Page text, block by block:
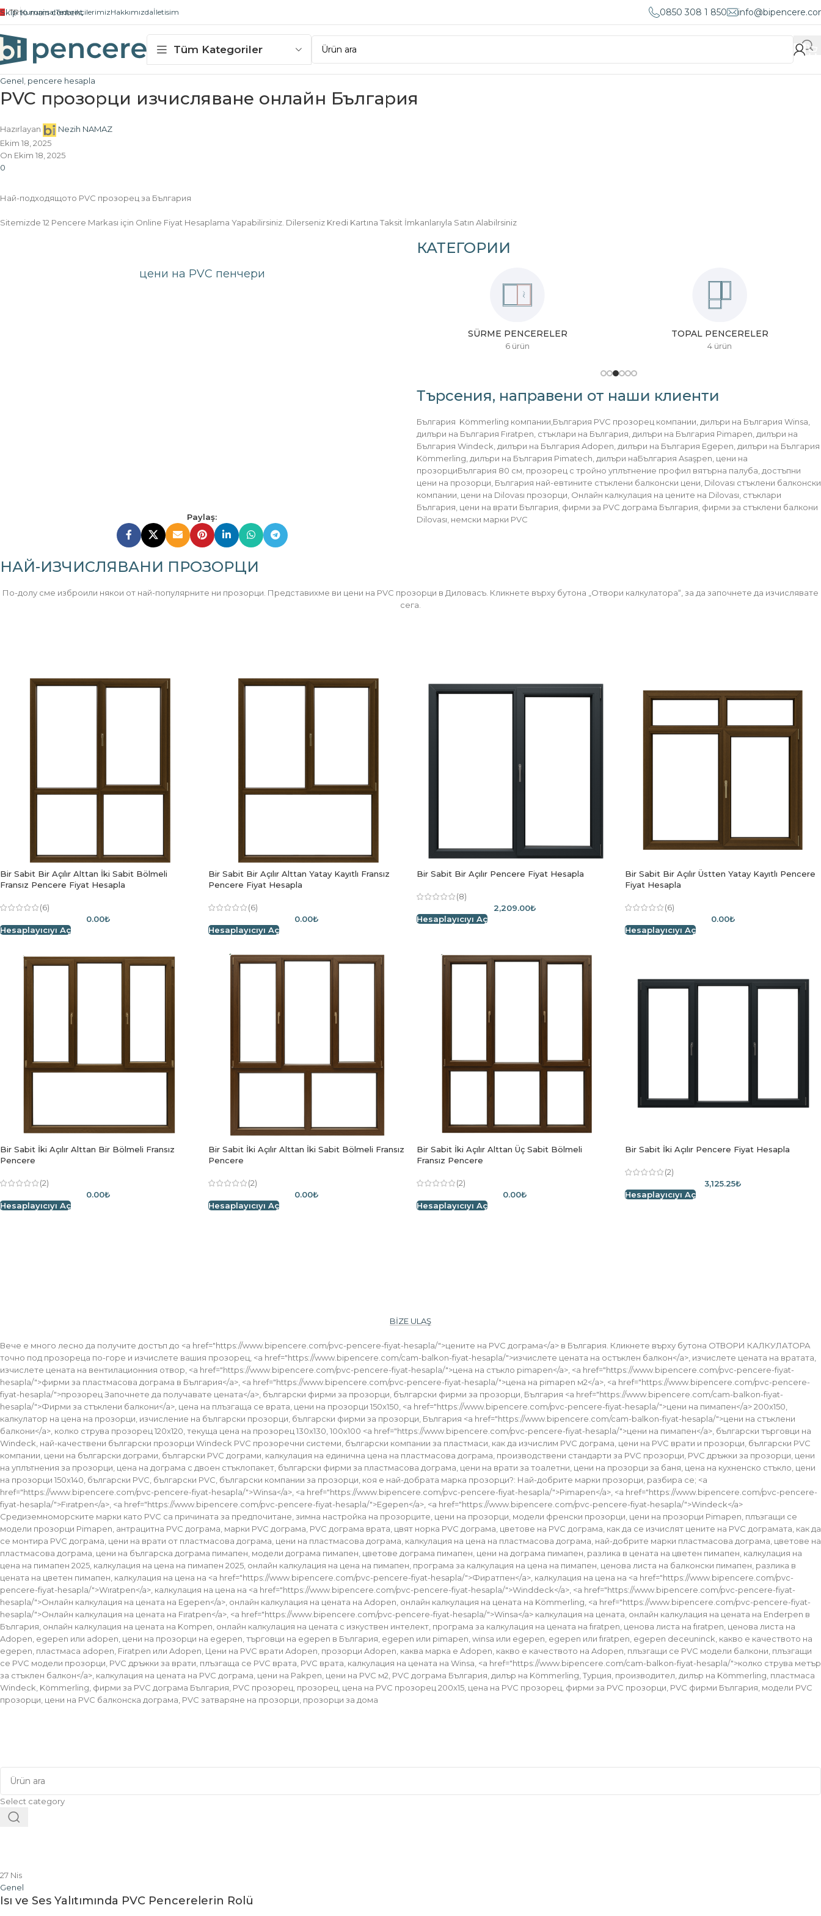
Skip to main content
TR KurumsalTedarikçilerimizHakkımızdaİletisim 0850 308 1 850
Tüm Kategoriler
Genel pencere hesapla
PVC прозорци изчисляване онлайн България
Hazırlayan
Nezih NAMAZ
Ekim 18, 2025
On Ekim 18, 2025
0
Най-подходящото PVC прозорец за България
Sitemizde 12 Pencere Markası için Online Fiyat Hesaplama Yapabilirsiniz. Dilerseniz Kredi Kartına Taksit İmkanlarıyla Satın Alabilrsiniz
цени на PVC пенчери
Paylaş:
КАТЕГОРИИ
SÜRME PENCERELER
6 ürün
TOPAL PENCERELER
4 ürün
Търсения, направени от наши клиенти
България Kömmerling компании,България PVC прозорец компании, дилъри на България Winsa,
дилъри на България Fıratpen, стъклари на България, дилъри на България Pimapen, дилъри на
България Windeck, дилъри на България Adopen, дилъри на България Egepen, дилъри на България
Kömmerling, дилъри на България Pimatech, дилъри наБългария Asaşpen, цени на
прозорциБългария 80 см, прозорец с тройно уплътнение профил вятърна палуба, достъпни
цени на прозорци, България най-евтините стъклени балконски цени, Dilovası стъклени балконски
компании, цени на Dilovası прозорци, Онлайн калкулация на цените на Dilovası, стъклари
България, цени на врати България, фирми за PVC дограма България, фирми за стъклени балкони
Dilovası, немски марки PVC
НАЙ-ИЗЧИСЛЯВАНИ ПРОЗОРЦИ
По-долу сме изброили някои от най-популярните ни прозорци. Представихме ви цени на PVC прозорци в Диловасъ. Кликнете върху бутона „Отвори калкулатора“, за да започнете да изчислявате
сега.
Bir Sabit Bir Açılır Alttan İki Sabit Bölmeli
Fransız Pencere Fiyat Hesapla
(6)
0.00₺
Hesaplayıcıyı Aç
Bir Sabit Bir Açılır Alttan Yatay Kayıtlı Fransız
Pencere Fiyat Hesapla
(6)
0.00₺
Hesaplayıcıyı Aç
Bir Sabit Bir Açılır Pencere Fiyat Hesapla
(8)
2,209.00₺
Hesaplayıcıyı Aç
Bir Sabit Bir Açılır Üstten Yatay Kayıtlı Pencere
Fiyat Hesapla
(6)
0.00₺
Hesaplayıcıyı Aç
Bir Sabit İki Açılır Alttan Bir Bölmeli Fransız
Pencere
(2)
0.00₺
Hesaplayıcıyı Aç
Bir Sabit İki Açılır Alttan İki Sabit Bölmeli Fransız
Pencere
(2)
0.00₺
Hesaplayıcıyı Aç
Bir Sabit İki Açılır Alttan Üç Sabit Bölmeli
Fransız Pencere
(2)
0.00₺
Hesaplayıcıyı Aç
Bir Sabit İki Açılır Pencere Fiyat Hesapla
(2)
3,125.25₺
Hesaplayıcıyı Aç
BİZE ULAŞ
Вече е много лесно да получите достъп до <a href="https://www.bipencere.com/pvc-pencere-fiyat-hesapla/">цените на PVC дограма</a> в България. Кликнете върху бутона ОТВОРИ КАЛКУЛАТОРА
точно под прозореца по-горе и изчислете вашия прозорец, <a href="https://www.bipencere.com/cam-balkon-fiyat-hesapla/">изчислете цената на остъклен балкон</a>, изчислете цената на вратата,
изчислете цената на вентилационния отвор, <a href="https://www.bipencere.com/pvc-pencere-fiyat-hesapla/">цена на стъкло pimapen</a>, <a href="https://www.bipencere.com/pvc-pencere-fiyat-
hesapla/">фирми за пластмасова дограма в България</a>, <a href="https://www.bipencere.com/pvc-pencere-fiyat-hesapla/">цена на pimapen м2</a>, <a href="https://www.bipencere.com/pvc-pencere-
fiyat-hesapla/">прозорец Започнете да получавате цената</a>, български фирми за прозорци, български фирми за прозорци, България <a href="https://www.bipencere.com/cam-balkon-fiyat-
hesapla/">Фирми за стъклени балкони</a>, цена на плъзгаща се врата, цени на прозорци 150x150, <a href="https://www.bipencere.com/pvc-pencere-fiyat-hesapla/">цени на пимапен</a> 200x150,
калкулатор на цена на прозорци, изчисление на български прозорци, български фирми за прозорци, България <a href="https://www.bipencere.com/cam-balkon-fiyat-hesapla/">цени на стъклени
балкони</a>, колко струва прозорец 120x120, текуща цена на прозорец 130x130, 100x100 <a href="https://www.bipencere.com/pvc-pencere-fiyat-hesapla/">цени на пимапен</a>, български търговци на
Windeck, най-качествени български прозорци Windeck PVC прозоречни системи, български компании за пластмаси, как да изчислим PVC дограма, цени на PVC врати и прозорци, български PVC
компании, цени на български дограми, български PVC дограми, калкулация на единична цена на пластмасова дограма, производствени стандарти за PVC прозорци, PVC дръжки за прозорци, цени
на уплътнения за прозорци, цена на дограма с двоен стъклопакет, български фирми за пластмасова дограма, цени на врати за тоалетни, цени на прозорци за баня, цена на кухненско стъкло, цени
на прозорци 150x140, български PVC, български PVC, български компании за прозорци, коя е най-добрата марка прозорци?: Най-добрите марки прозорци, разбира се; <a
href="https://www.bipencere.com/pvc-pencere-fiyat-hesapla/">Winsa</a>, <a href="https://www.bipencere.com/pvc-pencere-fiyat-hesapla/">Pimapen</a>, <a href="https://www.bipencere.com/pvc-pencere-
fiyat-hesapla/">Fıratpen</a>, <a href="https://www.bipencere.com/pvc-pencere-fiyat-hesapla/">Egepen</a>, <a href="https://www.bipencere.com/pvc-pencere-fiyat-hesapla/">Windeck</a>
Средиземноморските марки като PVC са причината за предпочитане, зимна настройка на прозорците, цени на прозорци, модели френски прозорци, цени на прозорци Pimapen, плъзгащи се
модели прозорци Pimapen, антрацитна PVC дограма, марки PVC дограма, PVC дограма врата, цвят норка PVC дограма, цветове на PVC дограма, как да се изчислят цените на PVC дограмата, как да
се монтира PVC дограма, цени на врати от пластмасова дограма, цени на пластмасова дограма, калкулация на цена на пластмасова дограма, най-добрите марки пластмасова дограма, цветове на
пластмасова дограма, цени на българска дограма пимапен, модели дограма пимапен, цветове дограма пимапен, цени на дограма пимапен, разлика в цената на цветен пимапен, калкулация на
цена на пимапен 2025, калкулация на цена на пимапен 2025, онлайн калкулация на цена на пимапен, програма за калкулация на цена на пимапен, ценова листа на балконски пимапен, разлика в
цената на цветен пимапен, калкулация на цена на <a href="https://www.bipencere.com/pvc-pencere-fiyat-hesapla/">Фиратпен</a>, калкулация на цена на <a href="https://www.bipencere.com/pvc-
pencere-fiyat-hesapla/">Wıratpen</a>, калкулация на цена на <a href="https://www.bipencere.com/pvc-pencere-fiyat-hesapla/">Winddeck</a>, <a href="https://www.bipencere.com/pvc-pencere-fiyat-
hesapla/">Онлайн калкулация на цената на Egepen</a>, онлайн калкулация на цената на Adopen, онлайн калкулация на цената на Kömmerling, <a href="https://www.bipencere.com/pvc-pencere-fiyat-
hesapla/">Онлайн калкулация на цената на Fıratpen</a>, <a href="https://www.bipencere.com/pvc-pencere-fiyat-hesapla/">Winsa</a> калкулация на цената, онлайн калкулация на цената на Enderpen в
България, онлайн калкулация на цената на Kompen, онлайн калкулация на цената с изкуствен интелект, програма за калкулация на цената на fıratpen, ценова листа на fıratpen, ценова листа на
Adopen, egepen или adopen, цени на прозорци на egepen, търговци на egepen в България, egepen или pimapen, winsa или egepen, egepen или fıratpen, egepen deceuninck, какво е качеството на
egepen, пластмаса adopen, Firatpen или Adopen, Цени на PVC врати Adopen, прозорци Adopen, каква марка е Adopen, какво е качеството на Adopen, плъзгащи се PVC модели балкони, плъзгащи
се PVC модели прозорци, PVC дръжки за врати, плъзгаща се PVC врата, PVC врата, калкулация на цената на Winsa, <a href="https://www.bipencere.com/cam-balkon-fiyat-hesapla/">колко струва метър
за стъклен балкон</a>, калкулация на цената на PVC дограма, цени на Pakpen, цени на PVC м2, PVC дограма България, дилър на Kömmerling, Турция, производител, дилър на Kömmerling, пластмаса
Windeck, Kömmerling, фирми за PVC дограма България, PVC прозорец, прозорец, цена на PVC прозорец 200x15, цена на PVC прозорец, фирми за PVC прозорци, PVC фирми България, модели PVC
прозорци, цени на PVC балконска дограма, PVC затваряне на прозорци, прозорци за дома
Select category
27 Nis
Genel
Isı ve Ses Yalıtımında PVC Pencerelerin Rolü